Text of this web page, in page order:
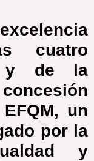
cuatro
y de la
concesión
un
por la
y